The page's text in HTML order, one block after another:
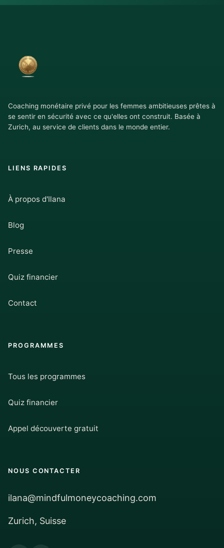
Coaching monétaire privé pour les femmes ambitieuses prêtes à
se sentir en sécurité avec ce qu'elles ont construit. Basée à
Zurich, au service de clients dans le monde entier.
LIENS RAPIDES
À propos d'Ilana
Blog
Presse
Quiz financier
Contact
PROGRAMMES
Tous les programmes
Quiz financier
Appel découverte gratuit
NOUS CONTACTER
ilana@mindfulmoneycoaching.com
Zurich, Suisse